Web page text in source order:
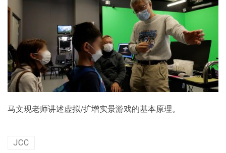
马文现老师讲述虚拟/扩增实景游戏的基本原理。
JCC